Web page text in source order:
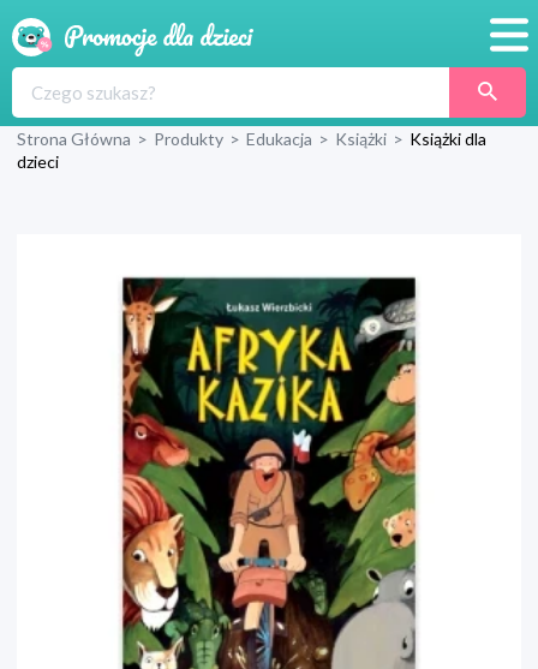
Produkty
Wyprawka
Strona Główna > Produkty > Edukacja > Książki > Książki dla
dzieci